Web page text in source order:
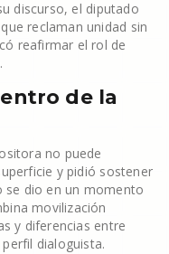
discurso, el diputado
reclaman unidad sin
reafirmar el rol de
de la
no puede
y pidió sostener
se dio en un momento
movilización
y diferencias entre
dialoguista.